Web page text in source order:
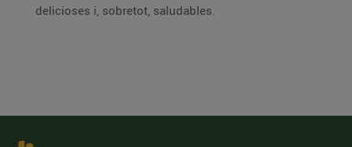
delicioses i, sobretot, saludables.